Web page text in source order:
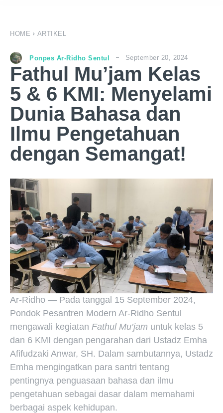
HOME ARTIKEL
Ponpes Ar-Ridho Sentul September 20, 2024
Fathul Mu’jam Kelas
5 & 6 KMI: Menyelami
Dunia Bahasa dan
Ilmu Pengetahuan
dengan Semangat!
Ar-Ridho — Pada tanggal 15 September 2024,
Pondok Pesantren Modern Ar-Ridho Sentul
mengawali kegiatan Fathul Mu’jam untuk kelas 5
dan 6 KMI dengan pengarahan dari Ustadz Emha
Afifudzaki Anwar, SH. Dalam sambutannya, Ustadz
Emha mengingatkan para santri tentang
pentingnya penguasaan bahasa dan ilmu
pengetahuan sebagai dasar dalam memahami
berbagai aspek kehidupan.